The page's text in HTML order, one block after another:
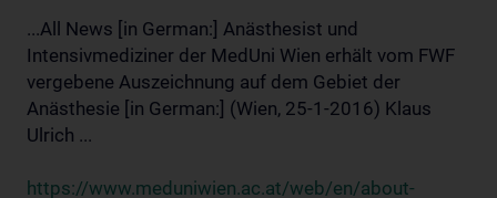
...All News [in German:] Anästhesist und
Intensivmediziner der MedUni Wien erhält vom FWF
vergebene Auszeichnung auf dem Gebiet der
Anästhesie [in German:] (Wien, 25-1-2016) Klaus
Ulrich ...
https://www.meduniwien.ac.at/web/en/about-